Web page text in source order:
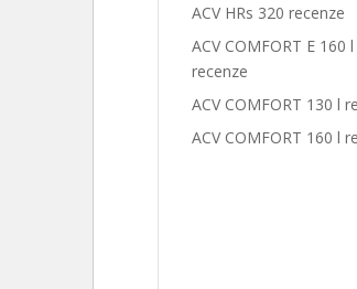
ACV HRs 320 recenze
ACV COMFORT E 160 l
recenze
ACV COMFORT 130 l
ACV COMFORT 160 l